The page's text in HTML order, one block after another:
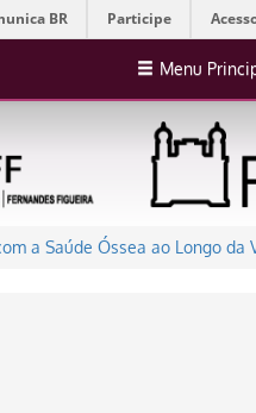
BR Participe
Menu
a Saúde Óssea ao Longo da